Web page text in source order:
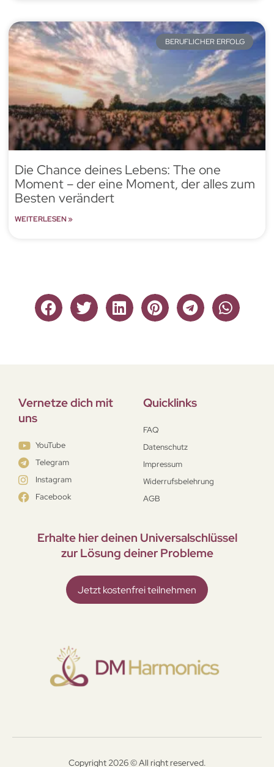
BERUFLICHER ERFOLG
Die Chance deines Lebens: The one
Moment – der eine Moment, der alles zum
Besten verändert
WEITERLESEN »
Vernetze dich mit
uns
YouTube
Telegram
Instagram
Facebook
Quicklinks
FAQ
Datenschutz
Impressum
Widerrufsbelehrung
AGB
Erhalte hier deinen Universal­schlüssel
zur Lösung deiner Probleme
Jetzt kostenfrei teilnehmen
Copyright 2026 © All right reserved.